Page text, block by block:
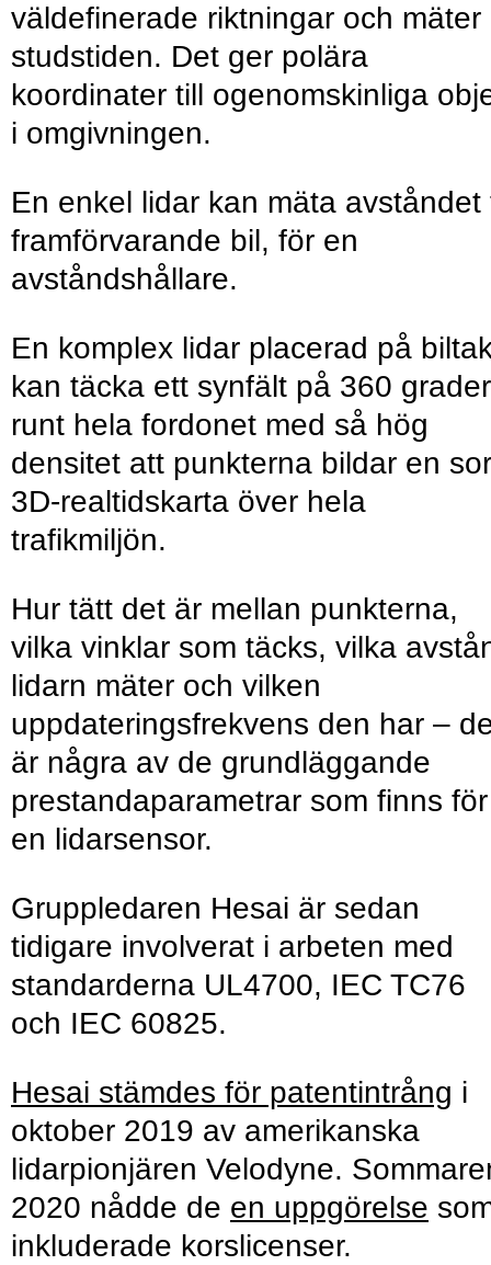
väldefinerade riktningar och mäter
studstiden. Det ger polära
koordinater till ogenomskinliga
i omgivningen.
En enkel lidar kan mäta avståndet
framförvarande bil, för en
avståndshållare.
En komplex lidar placerad på
kan täcka ett synfält på 360 grader
runt hela fordonet med så hög
densitet att punkterna bildar en
3D-realtidskarta över hela
trafikmiljön.
Hur tätt det är mellan punkterna,
vilka vinklar som täcks, vilka
lidarn mäter och vilken
uppdateringsfrekvens den har –
är några av de grundläggande
prestandaparametrar som finns för
en lidarsensor.
Gruppledaren Hesai är sedan
tidigare involverat i arbeten med
standarderna UL4700, IEC TC76
och IEC 60825.
Hesai stämdes för patentintrång i
oktober 2019 av amerikanska
lidarpionjären Velodyne.
2020 nådde de en uppgörelse
inkluderade korslicenser.